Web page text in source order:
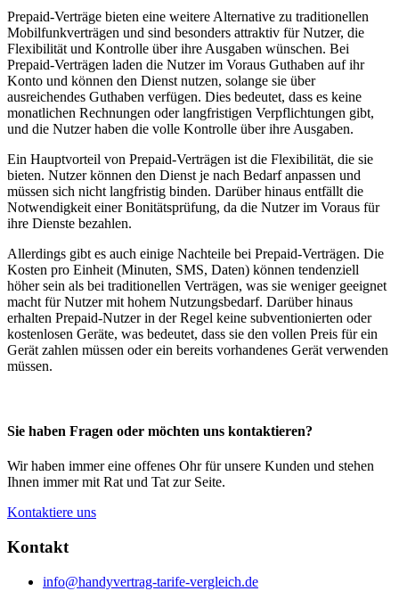
Prepaid-Verträge bieten eine weitere Alternative zu traditionellen
Mobilfunkverträgen und sind besonders attraktiv für Nutzer, die
Flexibilität und Kontrolle über ihre Ausgaben wünschen. Bei
Prepaid-Verträgen laden die Nutzer im Voraus Guthaben auf ihr
Konto und können den Dienst nutzen, solange sie über
ausreichendes Guthaben verfügen. Dies bedeutet, dass es keine
monatlichen Rechnungen oder langfristigen Verpflichtungen gibt,
und die Nutzer haben die volle Kontrolle über ihre Ausgaben.
Ein Hauptvorteil von Prepaid-Verträgen ist die Flexibilität, die sie
bieten. Nutzer können den Dienst je nach Bedarf anpassen und
müssen sich nicht langfristig binden. Darüber hinaus entfällt die
Notwendigkeit einer Bonitätsprüfung, da die Nutzer im Voraus für
ihre Dienste bezahlen.
Allerdings gibt es auch einige Nachteile bei Prepaid-Verträgen. Die
Kosten pro Einheit (Minuten, SMS, Daten) können tendenziell
höher sein als bei traditionellen Verträgen, was sie weniger geeignet
macht für Nutzer mit hohem Nutzungsbedarf. Darüber hinaus
erhalten Prepaid-Nutzer in der Regel keine subventionierten oder
kostenlosen Geräte, was bedeutet, dass sie den vollen Preis für ein
Gerät zahlen müssen oder ein bereits vorhandenes Gerät verwenden
müssen.
Sie haben Fragen oder möchten uns kontaktieren?
Wir haben immer eine offenes Ohr für unsere Kunden und stehen
Ihnen immer mit Rat und Tat zur Seite.
Kontaktiere uns
Kontakt
info@handyvertrag-tarife-vergleich.de